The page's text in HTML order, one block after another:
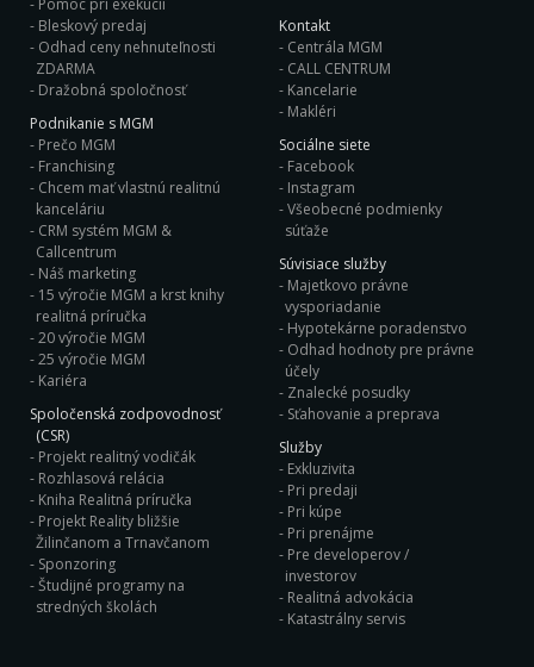
Bleskový predaj
Odhad ceny nehnuteľnosti
ZDARMA
Dražobná spoločnosť
Podnikanie s MGM
Prečo MGM
Franchising
Chcem mať vlastnú realitnú
kanceláriu
CRM systém MGM &
Callcentrum
Náš marketing
15 výročie MGM a krst knihy
realitná príručka
20 výročie MGM
25 výročie MGM
Kariéra
Spoločenská zodpovodnosť
(CSR)
Projekt realitný vodičák
Rozhlasová relácia
Kniha Realitná príručka
Projekt Reality bližšie
Žilinčanom a Trnavčanom
Sponzoring
Študijné programy na
stredných školách
Kontakt
Centrála MGM
CALL CENTRUM
Kancelarie
Makléri
Sociálne siete
Facebook
Instagram
Všeobecné podmienky
súťaže
Súvisiace služby
Majetkovo právne
vysporiadanie
Hypotekárne poradenstvo
Odhad hodnoty pre právne
účely
Znalecké posudky
Sťahovanie a preprava
Služby
Exkluzivita
Pri predaji
Pri kúpe
Pri prenájme
Pre developerov /
investorov
Realitná advokácia
Katastrálny servis